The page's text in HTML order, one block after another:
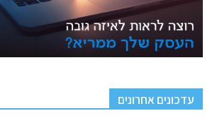
עדכונים אחרונים